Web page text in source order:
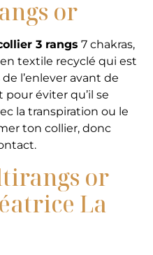
or
3 rangs 7 chakras,
textile recyclé qui est
l’enlever avant de
éviter qu’il se
la transpiration ou le
ton collier, donc
or
La